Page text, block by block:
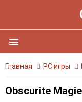
menu
Главная PC игры
Obscurite